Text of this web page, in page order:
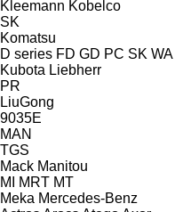
Kleemann Kobelco
SK
Komatsu
D series FD GD PC SK WA
Kubota Liebherr
PR
LiuGong
9035E
MAN
TGS
Mack Manitou
MI
MRT MT
Meka Mercedes-Benz